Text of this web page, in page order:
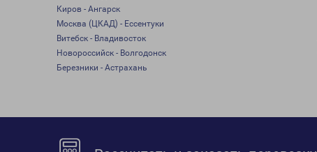
Киров - Ангарск
Москва (ЦКАД) - Ессентуки
Витебск - Владивосток
Новороссийск - Волгодонск
Березники - Астрахань